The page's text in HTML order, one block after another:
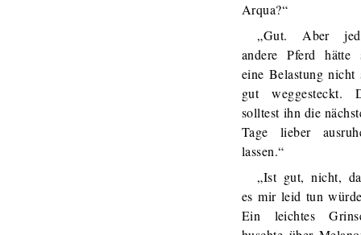
Arqua?“
„Gut. Aber
andere Pferd hätte
eine Belastung nicht
gut weggesteckt.
solltest ihn die
Tage lieber
lassen.“
„Ist gut, nicht,
es mir leid tun
Ein leichtes